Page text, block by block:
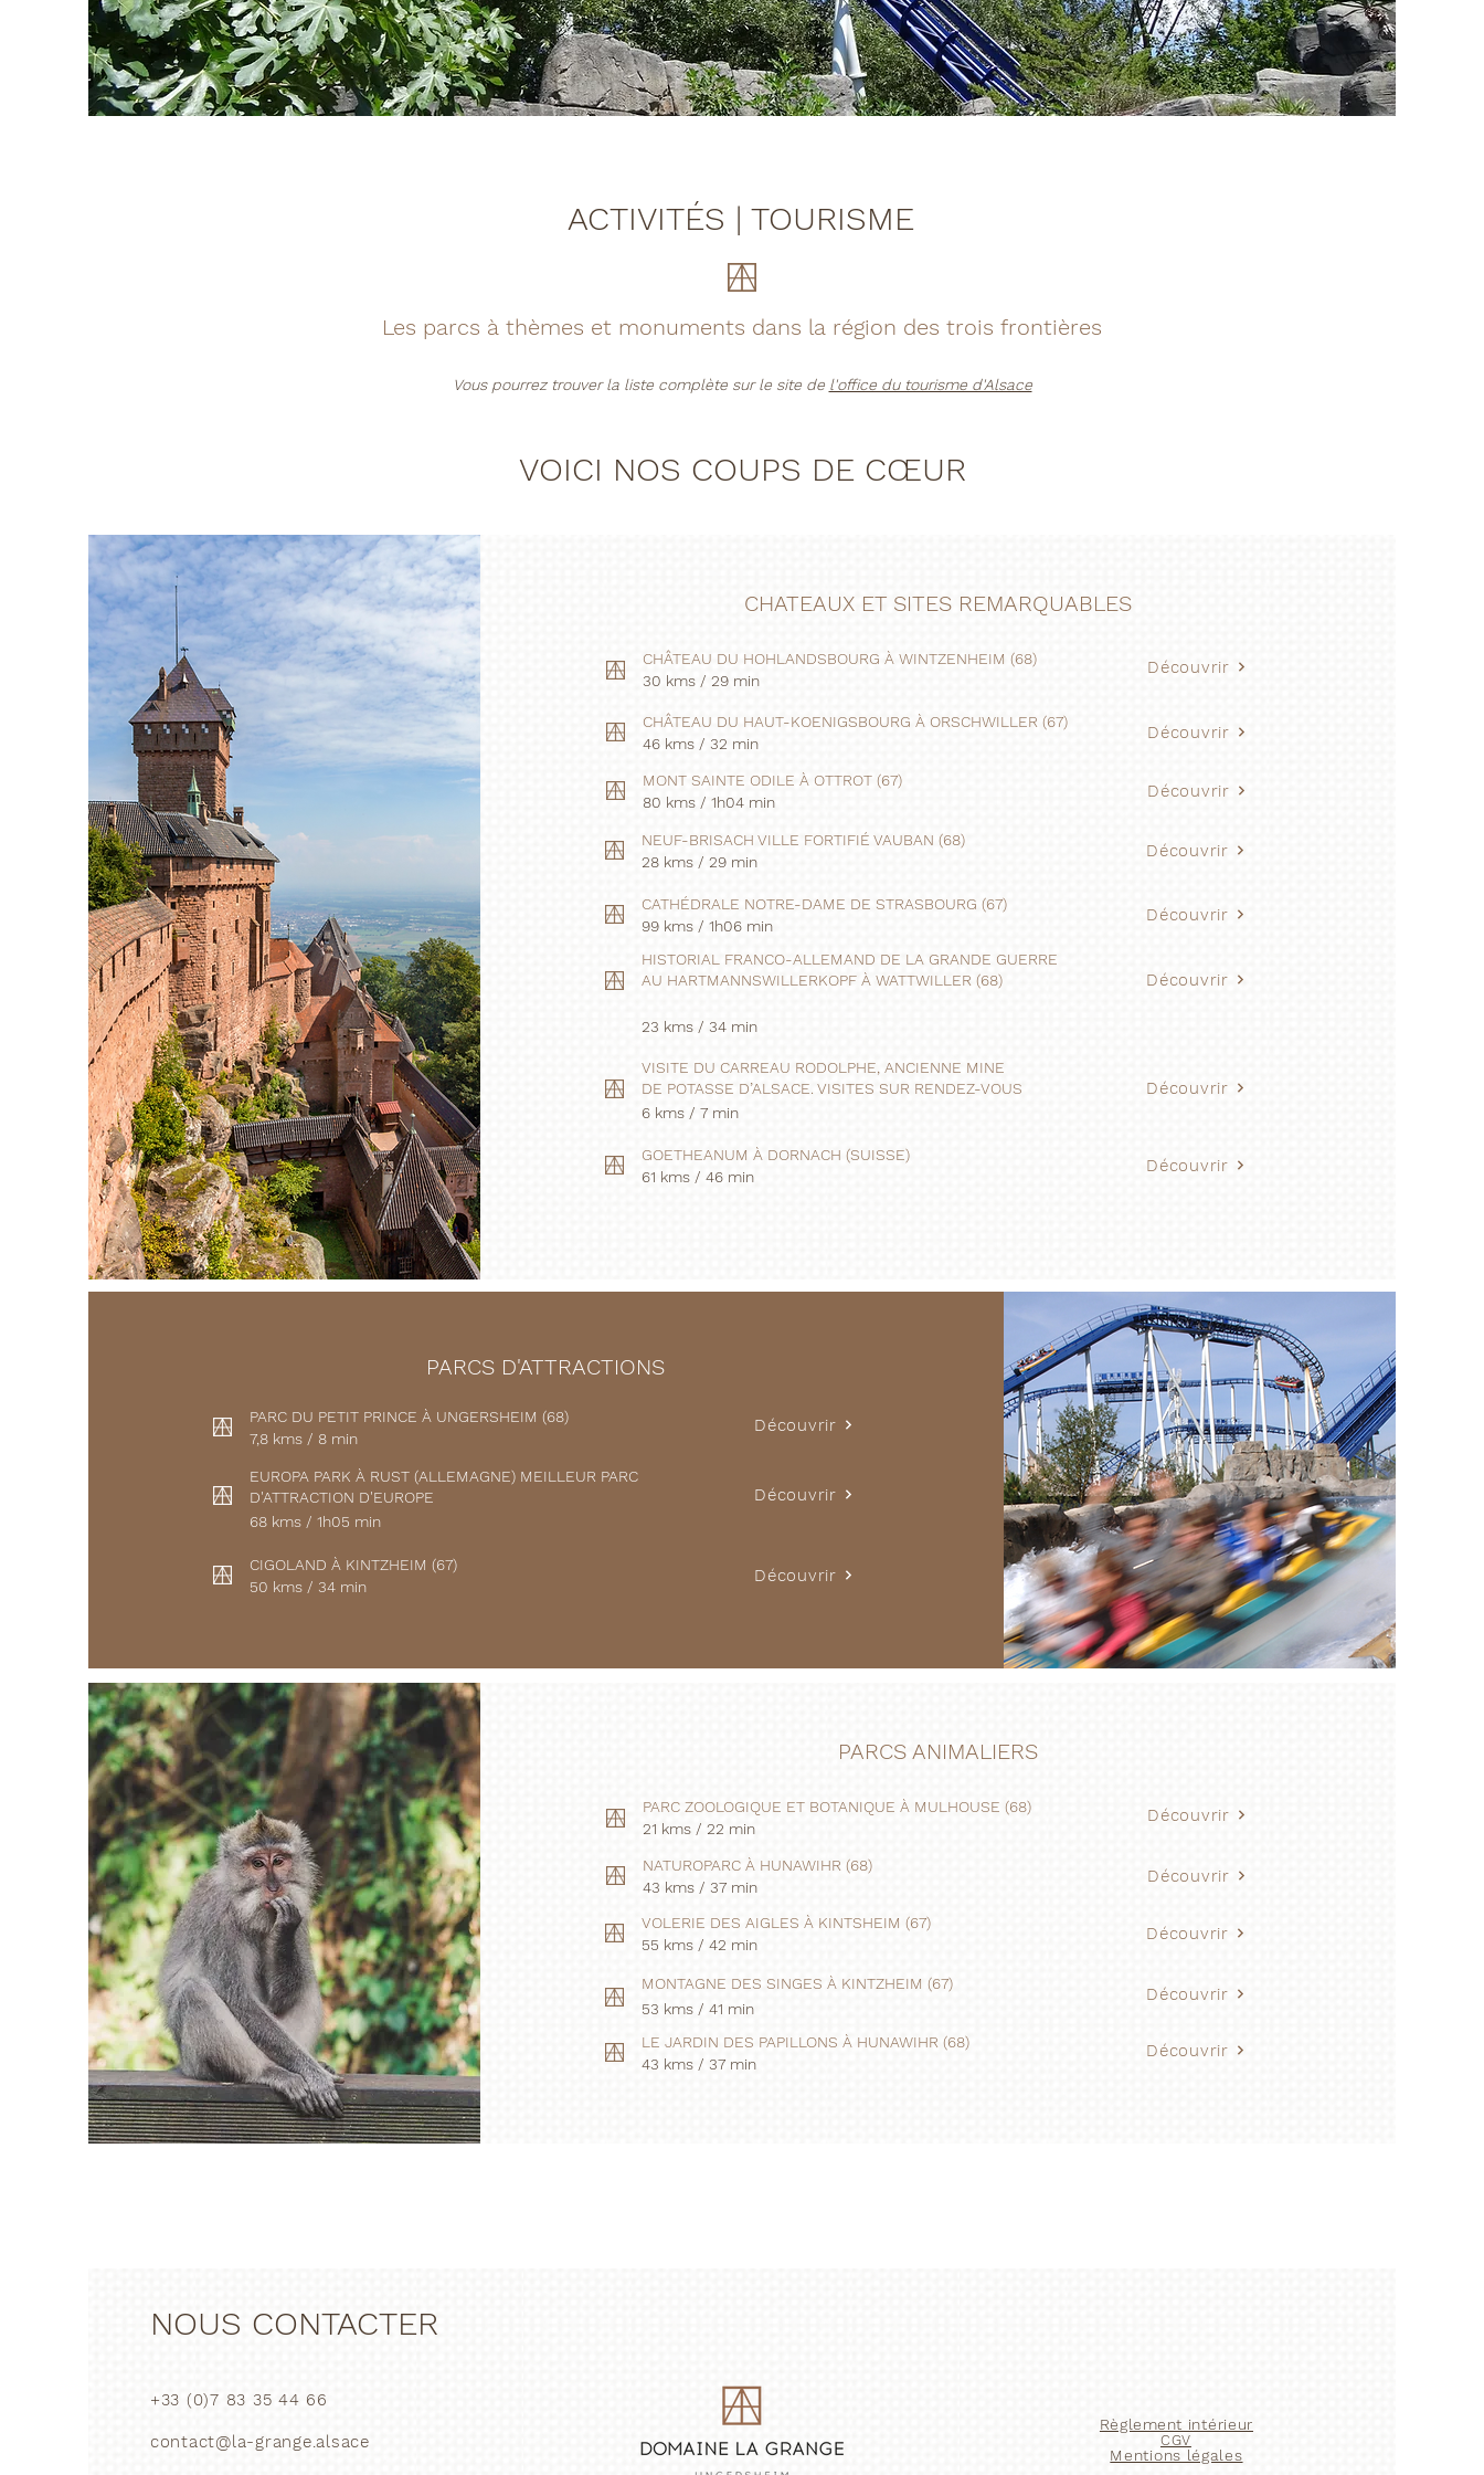
ACTIVITÉS | TOURISME
Les parcs à thèmes et monuments dans la région des trois frontières
Vous pourrez trouver la liste complète sur le site de l'office du tourisme d'Alsace
VOICI NOS COUPS DE CŒUR
CHATEAUX ET SITES REMARQUABLES
CHÂTEAU DU HOHLANDSBOURG À WINTZENHEIM (68)
30 kms / 29 min
Découvrir
CHÂTEAU DU HAUT-KOENIGSBOURG À ORSCHWILLER (67)
46 kms / 32 min
Découvrir
MONT SAINTE ODILE À OTTROT (67)
80 kms / 1h04 min
Découvrir
NEUF-BRISACH VILLE FORTIFIÉ VAUBAN (68)
28 kms / 29 min
Découvrir
CATHÉDRALE NOTRE-DAME DE STRASBOURG (67)
99 kms / 1h06 min
Découvrir
HISTORIAL FRANCO-ALLEMAND DE LA GRANDE GUERRE
AU HARTMANNSWILLERKOPF À WATTWILLER (68)
Découvrir
23 kms / 34 min
VISITE DU CARREAU RODOLPHE, ANCIENNE MINE
DE POTASSE D’ALSACE. VISITES SUR RENDEZ-VOUS
6 kms / 7 min
Découvrir
GOETHEANUM À DORNACH (SUISSE)
61 kms / 46 min
Découvrir
PARCS D'ATTRACTIONS
Découvrir
7,8 kms / 8 min
PARC DU PETIT PRINCE À UNGERSHEIM (68)
Découvrir
EUROPA PARK À RUST (ALLEMAGNE) MEILLEUR PARC
D'ATTRACTION D'EUROPE
68 kms / 1h05 min
Découvrir
50 kms / 34 min
CIGOLAND À KINTZHEIM (67)
PARCS ANIMALIERS
PARC ZOOLOGIQUE ET BOTANIQUE À MULHOUSE (68)
21 kms / 22 min
Découvrir
NATUROPARC À HUNAWIHR (68)
43 kms / 37 min
Découvrir
55 kms / 42 min
VOLERIE DES AIGLES À KINTSHEIM (67)
Découvrir
MONTAGNE DES SINGES À KINTZHEIM (67)
Découvrir
53 kms / 41 min
LE JARDIN DES PAPILLONS À HUNAWIHR (68)
43 kms / 37 min
Découvrir
NOUS CONTACTER
+33 (0)7 83 35 44 66
contact@la-grange.alsace
Règlement intérieur
CGV
Mentions légales